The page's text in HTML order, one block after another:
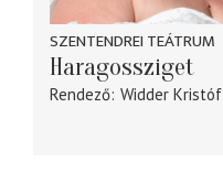
SZENTENDREI TEÁTRUM
Haragossziget
Rendező Widder Kristóf